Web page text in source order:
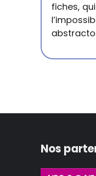
fiches,
Nos